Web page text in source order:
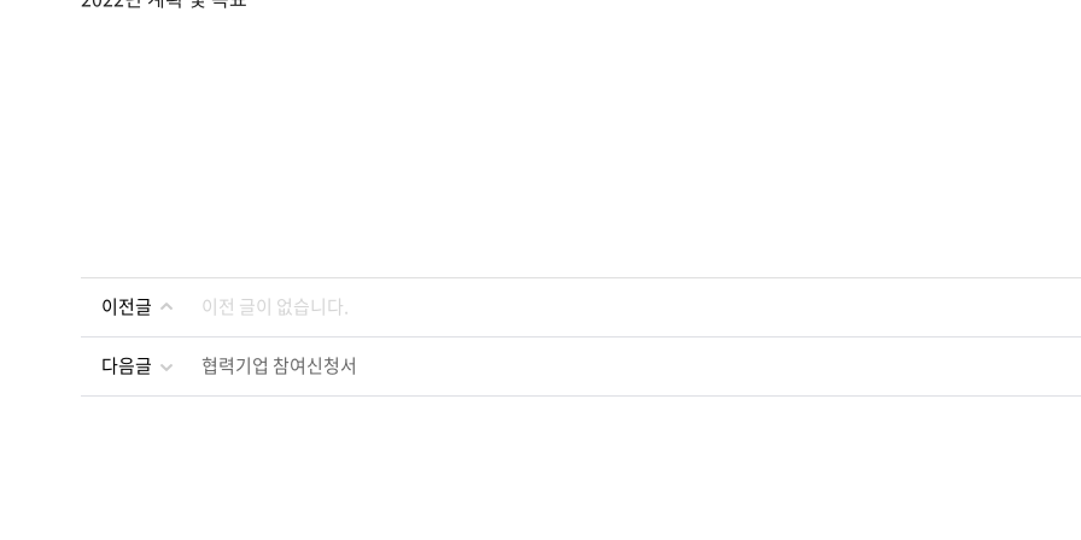
이전글 이전 글이 없습니다.
다음글 협력기업 참여신청서